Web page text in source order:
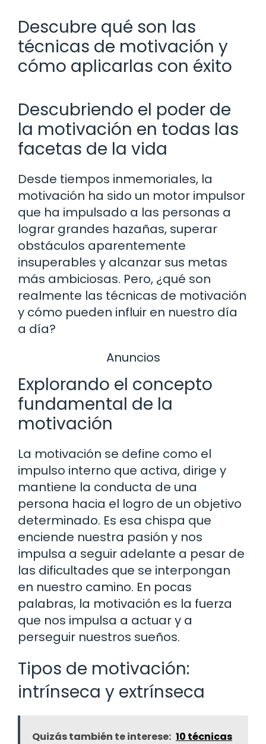
Descubre qué son las
técnicas de motivación y
cómo aplicarlas con éxito
Descubriendo el poder de
la motivación en todas las
facetas de la vida
Desde tiempos inmemoriales, la
motivación ha sido un motor impulsor
que ha impulsado a las personas a
lograr grandes hazañas, superar
obstáculos aparentemente
insuperables y alcanzar sus metas
más ambiciosas. Pero, ¿qué son
realmente las técnicas de motivación
y cómo pueden influir en nuestro día
a día?
Anuncios
Explorando el concepto
fundamental de la
motivación
La motivación se define como el
impulso interno que activa, dirige y
mantiene la conducta de una
persona hacia el logro de un objetivo
determinado. Es esa chispa que
enciende nuestra pasión y nos
impulsa a seguir adelante a pesar de
las dificultades que se interpongan
en nuestro camino. En pocas
palabras, la motivación es la fuerza
que nos impulsa a actuar y a
perseguir nuestros sueños.
Tipos de motivación:
intrínseca y extrínseca
Quizás también te interese: 10 técnicas